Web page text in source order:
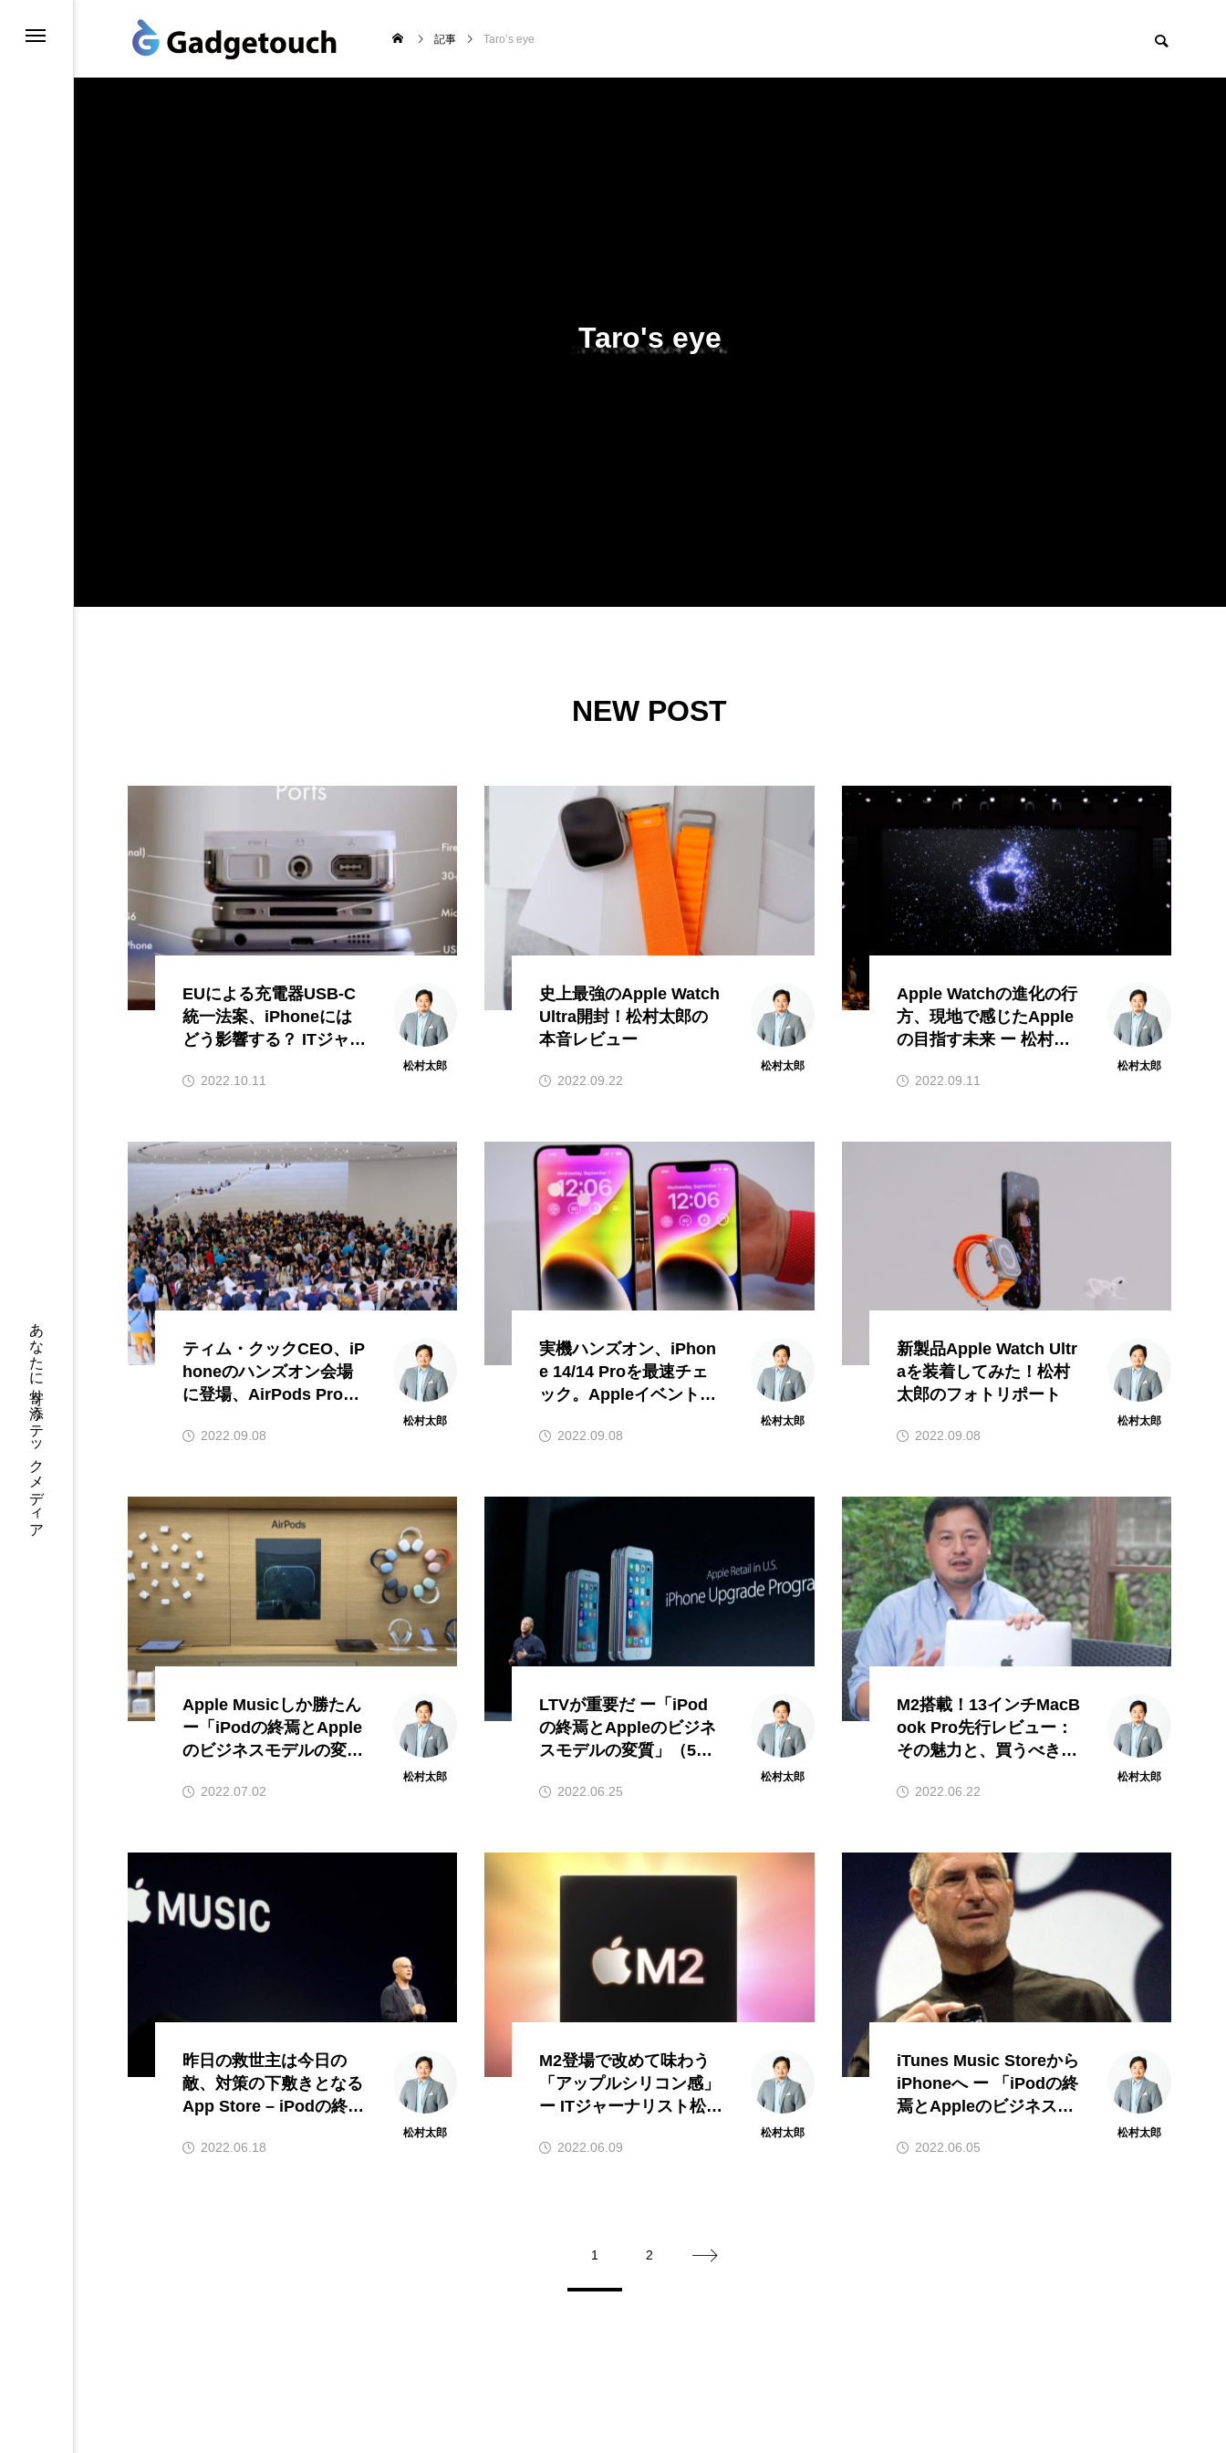
あなたに寄り添う テックメディア
記事 Taro’s eye
Taro's eye
NEW POST
EUによる充電器USB-C
統一法案、iPhoneには
どう影響する？ ITジャー
o’s eye
松村太郎
2022.10.11
史上最強のApple Watch
Ultra開封！松村太郎の
本音レビュー
松村太郎
2022.09.22
Apple Watchの進化の行
方、現地で感じたApple
の目指す未来 ー 松村太
松村太郎
2022.09.11
ティム・クックCEO、iP
honeのハンズオン会場
に登場、AirPods Proの
郎のフォトリポート
松村太郎
2022.09.08
実機ハンズオン、iPhon
e 14/14 Proを最速チェ
ック。Appleイベントか
ート
松村太郎
2022.09.08
新製品Apple Watch Ultr
aを装着してみた！松村
太郎のフォトリポート
松村太郎
2022.09.08
Apple Musicしか勝たん
ー「iPodの終焉とApple
のビジネスモデルの変
スト松村太郎のTaro’s e
松村太郎
2022.07.02
LTVが重要だ ー「iPod
の終焉とAppleのビジネ
スモデルの変質」（5）I
郎のTaro’s eye
松村太郎
2022.06.25
M2搭載！13インチMacB
ook Pro先行レビュー：
その魅力と、買うべき理
松村太郎
2022.06.22
昨日の救世主は今日の
敵、対策の下敷きとなる
App Store – iPodの終焉
ルの変質（4）ITジャー
松村太郎
2022.06.18
M2登場で改めて味わう
「アップルシリコン感」
ー ITジャーナリスト松村
松村太郎
2022.06.09
iTunes Music Storeから
iPhoneへ ー 「iPodの終
焉とAppleのビジネスモ
ャーナリスト松村太郎の
松村太郎
2022.06.05
1 2